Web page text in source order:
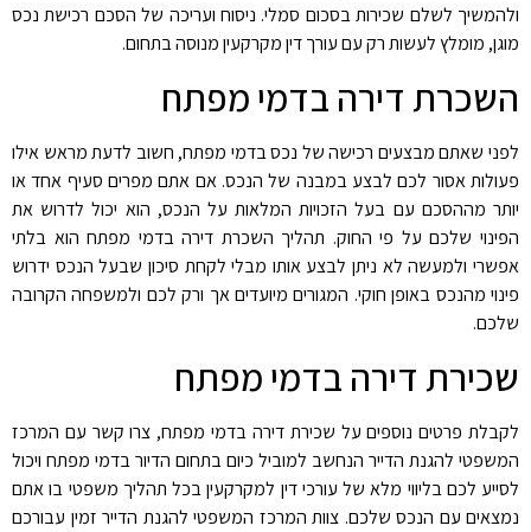
ולהמשיך לשלם שכירות בסכום סמלי. ניסוח ועריכה של הסכם רכישת נכס
מוגן, מומלץ לעשות רק עם עורך דין מקרקעין מנוסה בתחום.
השכרת דירה בדמי מפתח
לפני שאתם מבצעים רכישה של נכס בדמי מפתח, חשוב לדעת מראש אילו
פעולות אסור לכם לבצע במבנה של הנכס. אם אתם מפרים סעיף אחד או
יותר מההסכם עם בעל הזכויות המלאות על הנכס, הוא יכול לדרוש את
הפינוי שלכם על פי החוק. תהליך השכרת דירה בדמי מפתח הוא בלתי
אפשרי ולמעשה לא ניתן לבצע אותו מבלי לקחת סיכון שבעל הנכס ידרוש
פינוי מהנכס באופן חוקי. המגורים מיועדים אך ורק לכם ולמשפחה הקרובה
שלכם.
שכירת דירה בדמי מפתח
לקבלת פרטים נוספים על שכירת דירה בדמי מפתח, צרו קשר עם המרכז
המשפטי להגנת הדייר הנחשב למוביל כיום בתחום הדיור בדמי מפתח ויכול
לסייע לכם בליווי מלא של עורכי דין למקרקעין בכל תהליך משפטי בו אתם
נמצאים עם הנכס שלכם. צוות המרכז המשפטי להגנת הדייר זמין עבורכם